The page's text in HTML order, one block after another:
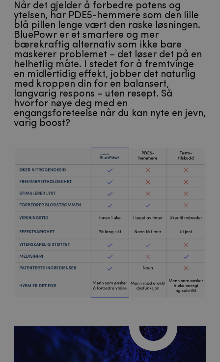
Når det gjelder å forbedre potens og
ytelsen, har PDE5-hemmere som den lille
blå pillen lenge vært den raske løsningen.
BluePowr er et smartere og mer
bærekraftig alternativ som ikke bare
maskerer problemet – det løser det på en
helhetlig måte. I stedet for å fremtvinge
en midlertidig effekt, jobber det naturlig
med kroppen din for en balansert,
langvarig respons – uten resept. Så
hvorfor nøye deg med en
engangsforeteelse når du kan nyte en jevn,
varig boost?​